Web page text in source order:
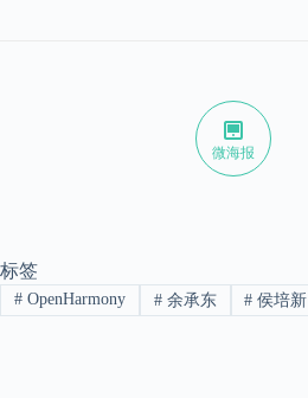
微海报
标签
#OpenHarmony #余承东 # 侯培新